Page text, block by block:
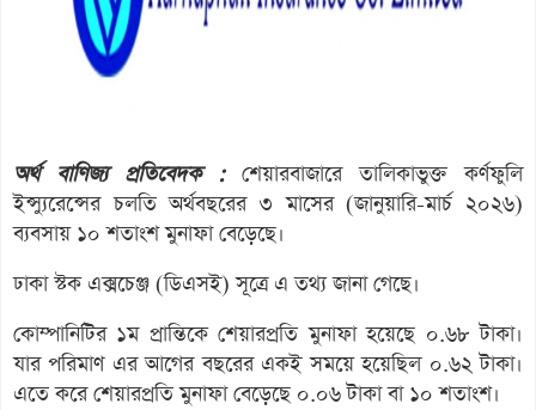
অর্থ বাণিজ্য প্রতিবেদক : শেয়ারবাজারে তালিকাভুক্ত কর্ণফুলি
ইন্স্যুরেন্সের চলতি অর্থবছরের ৩ মাসের (জানুয়ারি-মার্চ ২০২৬)
ব্যবসায় ১০ শতাংশ মুনাফা বেড়েছে।
ঢাকা স্টক এক্সচেঞ্জ (ডিএসই) সূত্রে এ তথ্য জানা গেছে।
কোম্পানিটির ১ম প্রান্তিকে শেয়ারপ্রতি মুনাফা হয়েছে ০.৬৮ টাকা।
যার পরিমাণ এর আগের বছরের একই সময়ে হয়েছিল ০.৬২ টাকা।
এতে করে শেয়ারপ্রতি মুনাফা বেড়েছে ০.০৬ টাকা বা ১০ শতাংশ।